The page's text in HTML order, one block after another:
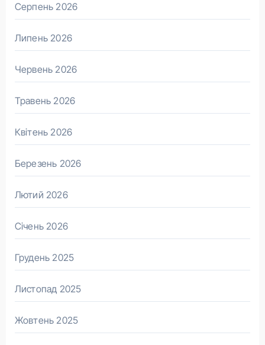
Серпень 2026
Липень 2026
Червень 2026
Травень 2026
Квітень 2026
Березень 2026
Лютий 2026
Січень 2026
Грудень 2025
Листопад 2025
Жовтень 2025